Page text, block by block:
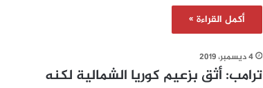
أكمل القراءة »
4 ديسمبر، 2019
ترامب: أثق بزعيم كوريا الشمالية لكنه